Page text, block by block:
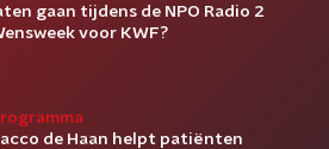
gaan tijdens de NPO Radio 2
voor KWF?
de Haan helpt patiënten